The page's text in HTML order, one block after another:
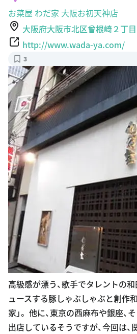
お菜屋 わだ家 大阪お初天神店
大阪府大阪市北区曾根崎２丁
http://www.wada-ya.com/
3
高級感が漂う、歌手でタレントの
ュースする豚しゃぶしゃぶと創作
家」。 他に、東京の西麻布や銀座、
出店しているそうですが、今回は